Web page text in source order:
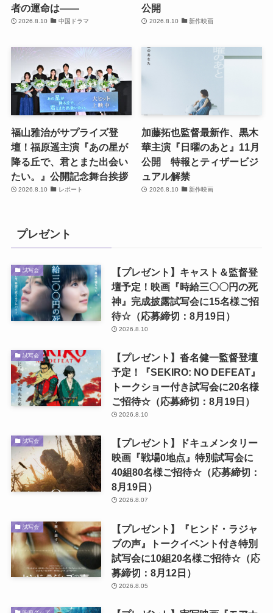
者の運命は――
2026.8.10 中国ドラマ
公開
2026.8.10 新作映画
福山雅治がサプライズ登
壇！福原遥主演『あの星が
降る丘で、君とまた出会い
たい。』公開記念舞台挨拶
2026.8.10 レポート
加藤拓也監督最新作、黒木
華主演『日曜のあと』11月
公開 特報とティザービジ
ュアル解禁
2026.8.10 新作映画
プレゼント
試写会
【プレゼント】キャスト＆監督登
壇予定！映画『時給三〇〇円の死
神』完成披露試写会に15名様ご招
待☆（応募締切：8月19日）
2026.8.10
試写会
【プレゼント】沓名健一監督登壇
予定！『SEKIRO: NO DEFEAT』
トークショー付き試写会に20名様
ご招待☆（応募締切：8月19日）
2026.8.10
試写会
【プレゼント】ドキュメンタリー
映画『戦場0地点』特別試写会に
40組80名様ご招待☆（応募締切：
8月19日）
2026.8.07
試写会
【プレゼント】『ヒンド・ラジャ
ブの声』トークイベント付き特別
試写会に10組20名様ご招待☆（応
募締切：8月12日）
2026.8.05